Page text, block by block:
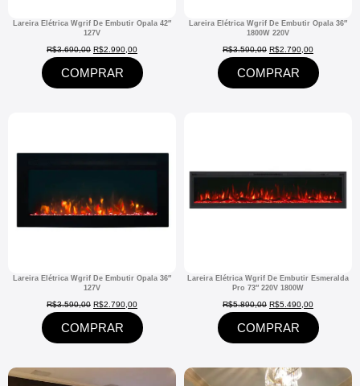
Lareira Elétrica Wgrif De Embutir Opala 42″
127V
R$3.690,00 R$2.990,00
COMPRAR
Lareira Elétrica Wgrif De Embutir Opala 36″
1800W 220V
R$3.590,00 R$2.790,00
COMPRAR
Lareira Elétrica Wgrif De Embutir Opala 36″
127V
R$3.590,00 R$2.790,00
COMPRAR
Lareira Elétrica Wgrif De Embutir Esmeralda
Pro 73″ 220V 1800W
R$5.890,00 R$5.490,00
COMPRAR